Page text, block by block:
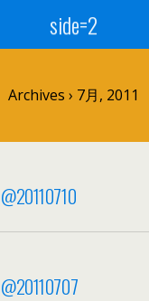
side=2
Archives › 7月, 2011